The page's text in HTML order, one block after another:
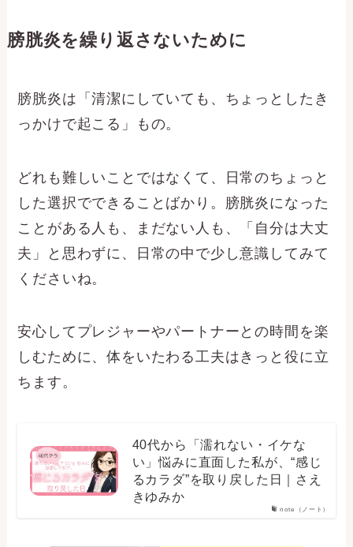
膀胱炎を繰り返さないために
膀胱炎は「清潔にしていても、ちょっとしたき
っかけで起こる」もの。
どれも難しいことではなくて、日常のちょっと
した選択でできることばかり。膀胱炎になった
ことがある人も、まだない人も、「自分は大丈
夫」と思わずに、日常の中で少し意識してみて
くださいね。
安心してプレジャーやパートナーとの時間を楽
しむために、体をいたわる工夫はきっと役に立
ちます。
note（ノート）
40代から「濡れない・イケな
い」悩みに直面した私が、“感じ
るカラダ”を取り戻した日｜さえ
きゆみか